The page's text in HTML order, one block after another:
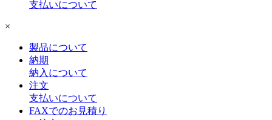
支払いについて
×
製品について
納期
納入について
注文
支払いについて
FAXでのお見積り